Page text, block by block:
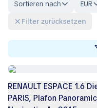
Sortieren nach EUR
Filter zurücksetzen
RENAULT ESPACE 1.6
PARIS, Plafon